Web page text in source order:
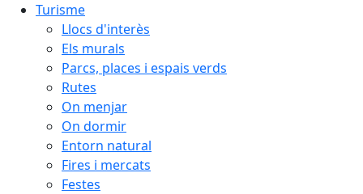
Turisme
Llocs d'interès
Els murals
Parcs, places i espais verds
Rutes
On menjar
On dormir
Entorn natural
Fires i mercats
Festes